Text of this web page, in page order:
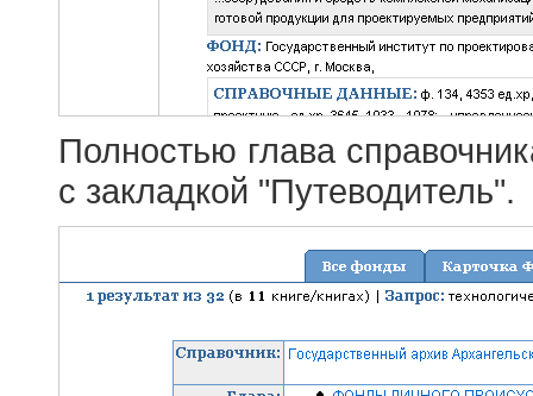
Полностью глава
с закладкой "Путеводитель".